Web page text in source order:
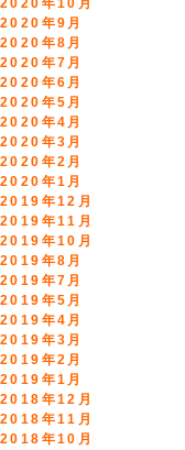
2020年10月
2020年9月
2020年8月
2020年7月
2020年6月
2020年5月
2020年4月
2020年3月
2020年2月
2020年1月
2019年12月
2019年11月
2019年10月
2019年8月
2019年7月
2019年5月
2019年4月
2019年3月
2019年2月
2019年1月
2018年12月
2018年11月
2018年10月